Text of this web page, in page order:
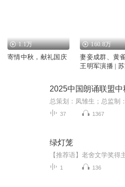
1.1万
寄情中秋，献礼国庆
160.8万
妻妾成群、黄
王明军演播 | 苏
作品 | 张艺谋
灯笼高高挂》
著
2025中国朗诵联盟
37 1367
绿灯笼
1 136